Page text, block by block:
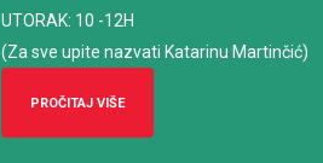
UTORAK: 10 -12H
(Za sve upite nazvati Katarinu Martinčić)
PROČITAJ VIŠE